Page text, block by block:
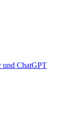
und ChatGPT